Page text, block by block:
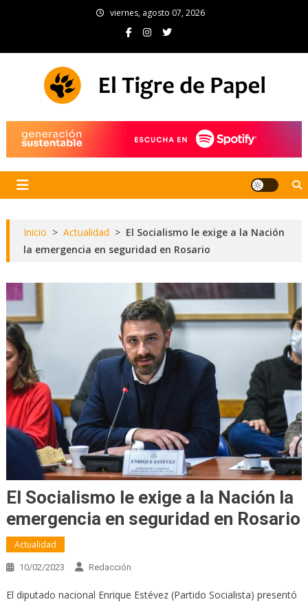
viernes, agosto 07, 2026
Inicio > Actualidad > El Socialismo le exige a la Nación
la emergencia en seguridad en Rosario
El Socialismo le exige a la Nación la
emergencia en seguridad en Rosario
Actualidad
10/02/2023 Redacción
El diputado nacional Enrique Estévez (Partido Socialista) presentó